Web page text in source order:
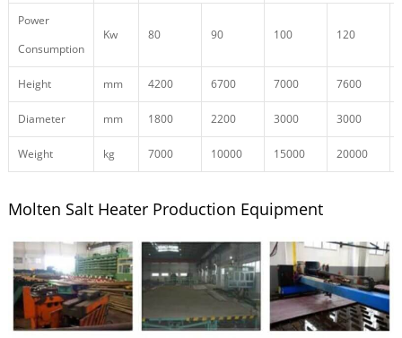
Power
Consumption
Kw 80 90 100 120
Height mm 4200 6700 7000 7600
Diameter mm 1800 2200 3000 3000
Weight kg 7000 10000 15000 20000
Molten Salt Heater Production Equipment